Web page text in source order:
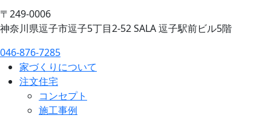
〒249-0006
神奈川県逗子市逗子5丁目2-52 SALA 逗子駅前ビル5階
046-876-7285
家づくりについて
注文住宅
コンセプト
施工事例